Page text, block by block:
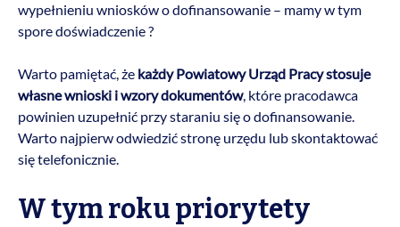
wypełnieniu wniosków o dofinansowanie – mamy w tym
spore doświadczenie ?
Warto pamiętać, że każdy Powiatowy Urząd Pracy stosuje
własne wnioski i wzory dokumentów, które pracodawca
powinien uzupełnić przy staraniu się o dofinansowanie.
Warto najpierw odwiedzić stronę urzędu lub skontaktować
się telefonicznie.
W tym roku priorytety